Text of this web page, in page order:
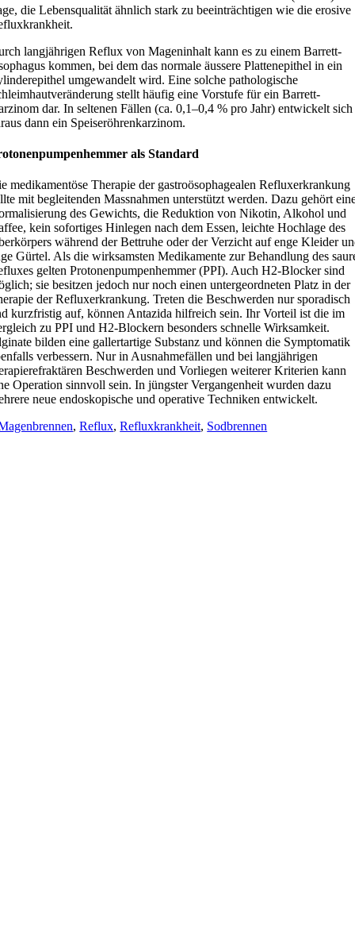
die Lebensqualität ähnlich stark zu beeinträchtigen wie die erosive
langjährigen Reflux von Mageninhalt kann es zu einem Barrett-
kommen, bei dem das normale äussere Plattenepithel in ein
umgewandelt wird. Eine solche pathologische
stellt häufig eine Vorstufe für ein Barrett-
dar. In seltenen Fällen (ca. 0,1–0,4 % pro Jahr) entwickelt sich
dann ein Speiseröhrenkarzinom.
als Standard
medikamentöse Therapie der gastroösophagealen Refluxerkrankung
mit begleitenden Massnahmen unterstützt werden. Dazu gehört
des Gewichts, die Reduktion von Nikotin, Alkohol und
kein sofortiges Hinlegen nach dem Essen, leichte Hochlage des
während der Bettruhe oder der Verzicht auf enge Kleider
Gürtel. Als die wirksamsten Medikamente zur Behandlung des
gelten Protonenpumpenhemmer (PPI). Auch H2-Blocker sind
sie besitzen jedoch nur noch einen untergeordneten Platz in der
der Refluxerkrankung. Treten die Beschwerden nur sporadisch
kurzfristig auf, können Antazida hilfreich sein. Ihr Vorteil ist die im
zu PPI und H2-Blockern besonders schnelle Wirksamkeit.
bilden eine gallertartige Substanz und können die Symptomatik
verbessern. Nur in Ausnahmefällen und bei langjährigen
Beschwerden und Vorliegen weiterer Kriterien kann
Operation sinnvoll sein. In jüngster Vergangenheit wurden dazu
neue endoskopische und operative Techniken entwickelt.
,Reflux,Refluxkrankheit, Sodbrennen